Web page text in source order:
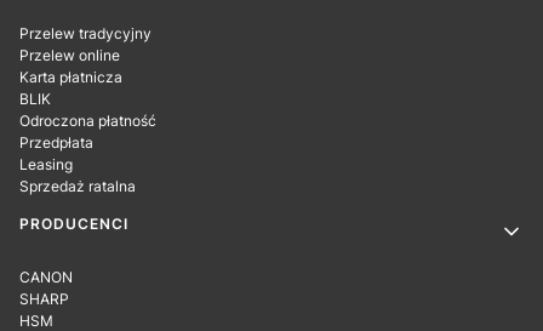
Przelew tradycyjny
Przelew online
Karta płatnicza
BLIK
Odroczona płatność
Przedpłata
Leasing
Sprzedaż ratalna
PRODUCENCI
CANON
SHARP
HSM